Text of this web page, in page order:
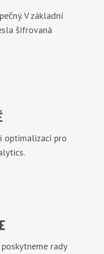
V základní
šifrovaná
optimalizaci pro
rady